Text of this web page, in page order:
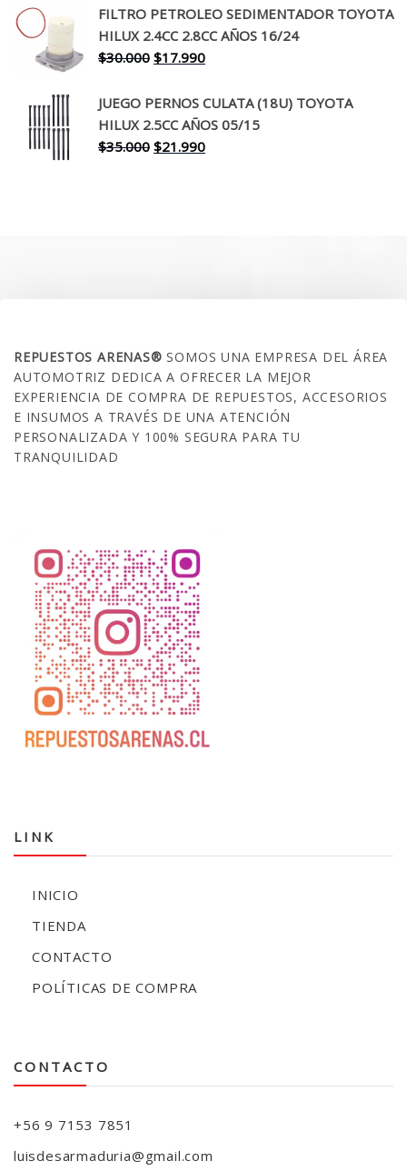
original
era:
$260.000.
actual
es:
FILTRO PETROLEO SEDIMENTADOR TOYOTA
HILUX 2.4CC 2.8CC AÑOS 16/24
$30.000 El
original
era:
$30.000.
$17.990El
actual
es:
$17.990.
JUEGO PERNOS CULATA (18U) TOYOTA
HILUX 2.5CC AÑOS 05/15
$35.000 El
$21.990El
REPUESTOS ARENAS®SOMOS UNA EMPRESA DEL ÁREA
AUTOMOTRIZ DEDICA A OFRECER LA MEJOR
EXPERIENCIA DE COMPRA DE REPUESTOS, ACCESORIOS
E INSUMOS A TRAVÉS DE UNA ATENCIÓN
PERSONALIZADA Y 100% SEGURA PARA TU
TRANQUILIDAD
LINK
INICIO
TIENDA
CONTACTO
POLÍTICAS DE COMPRA
CONTACTO
+56 9 7153 7851
luisdesarmaduria@gmail.com